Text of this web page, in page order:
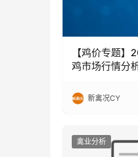
【鸡价专题
鸡市场行情分
新禽况CY
禽业分析